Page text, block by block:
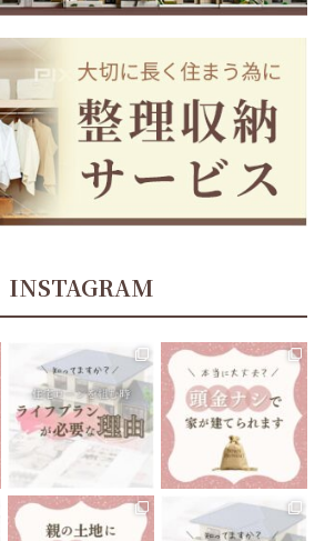
INSTAGRAM
tomoe_kikuchi_lifeplan
今までにない大きな買い
物になるマイホーム🏘
...
tomoe_kikuchi_lifeplan
“頭金ナシで家が建てられ
ます”と聞いたりしますよ
ね🤔
...
12月 8
tomoe_kikuchi_lifeplan tomoe_kikuchi_lifeplan